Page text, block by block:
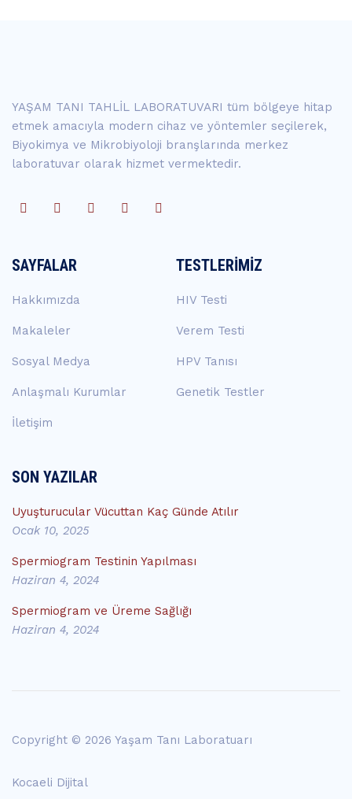
YAŞAM TANI TAHLİL LABORATUVARI tüm bölgeye hitap
etmek amacıyla modern cihaz ve yöntemler seçilerek,
Biyokimya ve Mikrobiyoloji branşlarında merkez
laboratuvar olarak hizmet vermektedir.
SAYFALAR
Hakkımızda
Makaleler
Sosyal Medya
Anlaşmalı Kurumlar
İletişim
TESTLERIMIZ
HIV Testi
Verem Testi
HPV Tanısı
Genetik Testler
SON YAZILAR
Uyuşturucular Vücuttan Kaç Günde Atılır
Ocak 10, 2025
Spermiogram Testinin Yapılması
Haziran 4, 2024
Spermiogram ve Üreme Sağlığı
Haziran 4, 2024
Copyright © 2026 Yaşam Tanı Laboratuarı
Kocaeli Dijital